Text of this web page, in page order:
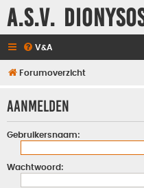
A.S.V.
V&A
Forumoverzicht
Aanmelden
Gebruikersnaam:
Wachtwoord: